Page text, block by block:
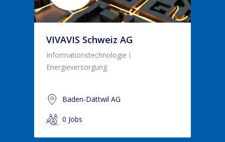
VIVAVIS Schweiz AG
Informationstechnologie I
Energieversorgung
Baden-Dättwil AG
0 Jobs